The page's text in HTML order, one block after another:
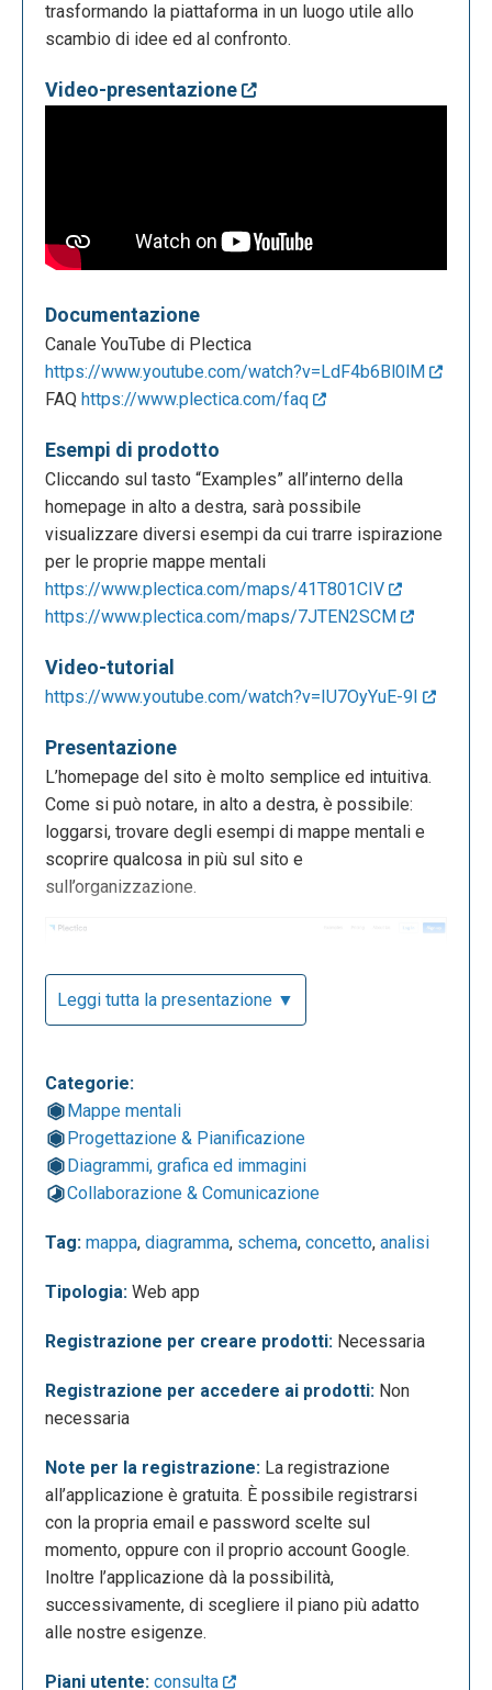
trasformando la piattaforma in un luogo utile allo
scambio di idee ed al confronto.
Video-presentazione
Documentazione
Canale YouTube di Plectica
https://www.youtube.com/watch?v=LdF4b6Bl0lM
FAQ https://www.plectica.com/faq
Esempi di prodotto
Cliccando sul tasto “Examples” all’interno della
homepage in alto a destra, sarà possibile
visualizzare diversi esempi da cui trarre ispirazione
per le proprie mappe mentali
https://www.plectica.com/maps/41T801CIV
https://www.plectica.com/maps/7JTEN2SCM
Video-tutorial
https://www.youtube.com/watch?v=IU7OyYuE-9I
Presentazione
L’homepage del sito è molto semplice ed intuitiva.
Come si può notare, in alto a destra, è possibile:
loggarsi, trovare degli esempi di mappe mentali e
scoprire qualcosa in più sul sito e
sull’organizzazione.
Accedendo quindi alla sezione “Example” è
possibile disporre di diverse proposte di mappe
mentali già pronte, da cui si può trarre ispirazione
Ecco un esempio:
Leggi tutta la presentazione ▼
Categorie:
Mappe mentali
Progettazione & Pianificazione
Diagrammi, grafica ed immagini
Collaborazione & Comunicazione
Tag: mappa, diagramma, schema, concetto, analisi
Tipologia: Web app
Registrazione per creare prodotti: Necessaria
Registrazione per accedere ai prodotti: Non
necessaria
Note per la registrazione: La registrazione
all’applicazione è gratuita. È possibile registrarsi
con la propria email e password scelte sul
momento, oppure con il proprio account Google.
Inoltre l’applicazione dà la possibilità,
successivamente, di scegliere il piano più adatto
alle nostre esigenze.
Piani utente: consulta